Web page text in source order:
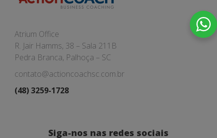
Atrium Office
R. Jair Hamms, 38 – Sala 211B
Pedra Branca, Palhoça – SC
contato@actioncoachsc.com.br
(48) 3259-1728
Siga-nos nas redes sociais